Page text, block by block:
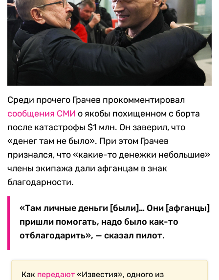
Среди прочего Грачев прокомментировал
сообщения СМИ о якобы похищенном с борта
после катастрофы $1 млн. Он заверил, что
«денег там не было». При этом Грачев
признался, что «какие-то денежки небольшие»
члены экипажа дали афганцам в знак
благодарности.
«Там личные деньги [были]… Они [афганцы]
пришли помогать, надо было как-то
отблагодарить», — сказал пилот.
Как передают «Известия», одного из